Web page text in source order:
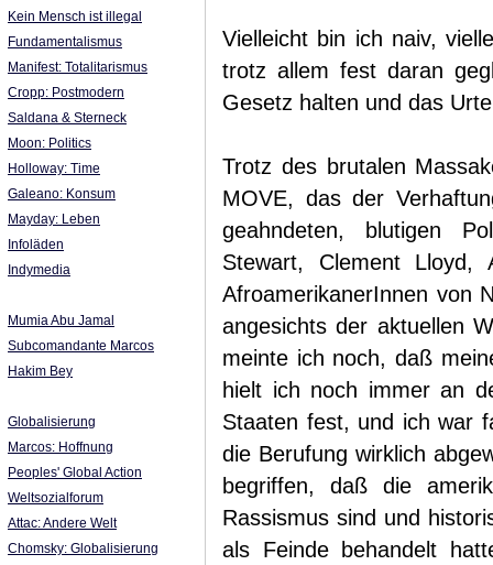
Kein Mensch ist illegal
Fundamentalismus
Manifest: Totalitarismus
Cropp: Postmodern
Saldana & Sterneck
Moon: Politics
Holloway: Time
Galeano: Konsum
Mayday: Leben
Infoläden
Indymedia
Mumia Abu Jamal
Subcomandante Marcos
Hakim Bey
Globalisierung
Marcos: Hoffnung
Peoples' Global Action
Weltsozialforum
Attac: Andere Welt
Chomsky: Globalisierung
Vielleicht bin ich naiv,
trotz allem fest daran
Gesetz halten und das
Trotz des brutalen
MOVE, das der
geahndeten, blutigen
Stewart, Clement Lloyd,
AfroamerikanerInnen von
angesichts der aktuellen
meinte ich noch, daß
hielt ich noch immer an
Staaten fest, und ich war
die Berufung wirklich
begriffen, daß die
Rassismus sind und
als Feinde behandelt